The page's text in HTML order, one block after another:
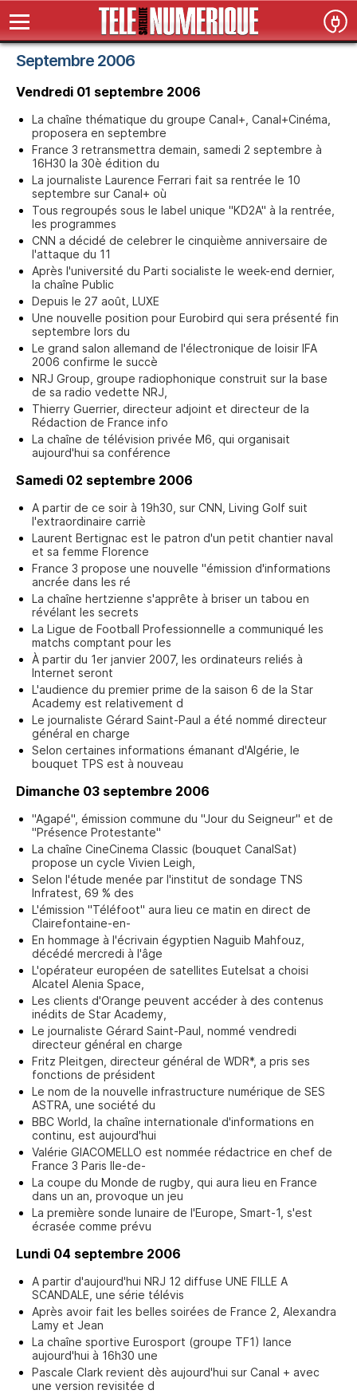
Septembre 2006
Vendredi 01 septembre 2006
La chaîne thématique du groupe Canal+, Canal+Cinéma,
proposera en septembre
France 3 retransmettra demain, samedi 2 septembre à
16H30 la 30è édition du
La journaliste Laurence Ferrari fait sa rentrée le 10
septembre sur Canal+ où
Tous regroupés sous le label unique "KD2A" à la rentrée,
les programmes
CNN a décidé de celebrer le cinquième anniversaire de
l'attaque du 11
Après l'université du Parti socialiste le week-end dernier,
la chaîne Public
Depuis le 27 août, LUXE
Une nouvelle position pour Eurobird qui sera présenté fin
septembre lors du
Le grand salon allemand de l'électronique de loisir IFA
2006 confirme le succè
NRJ Group, groupe radiophonique construit sur la base
de sa radio vedette NRJ,
Thierry Guerrier, directeur adjoint et directeur de la
Rédaction de France info
La chaîne de télévision privée M6, qui organisait
aujourd'hui sa conférence
Samedi 02 septembre 2006
A partir de ce soir à 19h30, sur CNN, Living Golf suit
l'extraordinaire carriè
Laurent Bertignac est le patron d'un petit chantier naval
et sa femme Florence
France 3 propose une nouvelle "émission d'informations
ancrée dans les ré
La chaîne hertzienne s'apprête à briser un tabou en
révélant les secrets
La Ligue de Football Professionnelle a communiqué les
matchs comptant pour les
À partir du 1er janvier 2007, les ordinateurs reliés à
Internet seront
L'audience du premier prime de la saison 6 de la Star
Academy est relativement d
Le journaliste Gérard Saint-Paul a été nommé directeur
général en charge
Selon certaines informations émanant d'Algérie, le
bouquet TPS est à nouveau
Dimanche 03 septembre 2006
"Agapé", émission commune du "Jour du Seigneur" et de
"Présence Protestante"
La chaîne CineCinema Classic (bouquet CanalSat)
propose un cycle Vivien Leigh,
Selon l'étude menée par l'institut de sondage TNS
Infratest, 69 % des
L'émission "Téléfoot" aura lieu ce matin en direct de
Clairefontaine-en-
En hommage à l'écrivain égyptien Naguib Mahfouz,
décédé mercredi à l'âge
L'opérateur européen de satellites Eutelsat a choisi
Alcatel Alenia Space,
Les clients d'Orange peuvent accéder à des contenus
inédits de Star Academy,
Le journaliste Gérard Saint-Paul, nommé vendredi
directeur général en charge
Fritz Pleitgen, directeur général de WDR*, a pris ses
fonctions de président
Le nom de la nouvelle infrastructure numérique de SES
ASTRA, une société du
BBC World, la chaîne internationale d'informations en
continu, est aujourd'hui
Valérie GIACOMELLO est nommée rédactrice en chef de
France 3 Paris Ile-de-
La coupe du Monde de rugby, qui aura lieu en France
dans un an, provoque un jeu
La première sonde lunaire de l'Europe, Smart-1, s'est
écrasée comme prévu
Lundi 04 septembre 2006
A partir d'aujourd'hui NRJ 12 diffuse UNE FILLE A
SCANDALE, une série télévis
Après avoir fait les belles soirées de France 2, Alexandra
Lamy et Jean
La chaîne sportive Eurosport (groupe TF1) lance
aujourd'hui à 16h30 une
Pascale Clark revient dès aujourd'hui sur Canal + avec
une version revisitée d